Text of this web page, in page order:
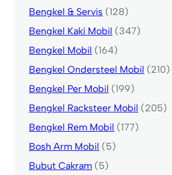
Bengkel & Servis (128)
Bengkel Kaki Mobil (347)
Bengkel Mobil (164)
Bengkel Ondersteel Mobil (210)
Bengkel Per Mobil (199)
Bengkel Racksteer Mobil (205)
Bengkel Rem Mobil (177)
Bosh Arm Mobil (5)
Bubut Cakram (5)